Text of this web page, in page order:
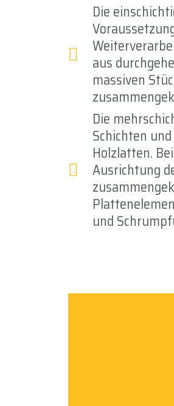
Die
aus
massiven
Die
Schichten
Holzlatten.
Ausrichtung
und